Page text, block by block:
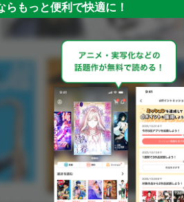
らもっと便利で快適に！